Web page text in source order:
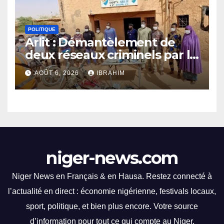
la FENISEQ, qui a organisé un
événement ponctué de
compétitions captivantes.
Les spectateurs ont été
éblouis par des
performances
impressionnantes et des
POLITIQUE
Arlit : Démantèlement de
deux réseaux criminels par la
police d’Akokan
AOÛT 6, 2026 IBRAHIM
niger-news.com
Niger News en Français & en Hausa. Restez connecté à
l’actualité en direct : économie nigérienne, festivals locaux,
sport, politique, et bien plus encore. Votre source
d’information pour tout ce qui compte au Niger.